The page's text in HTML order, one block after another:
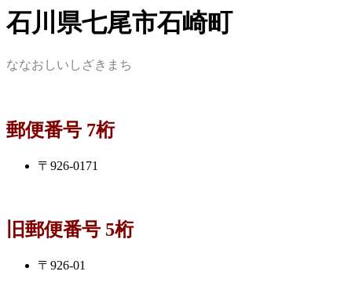
石川県七尾市石崎町
ななおしいしざきまち
郵便番号 7桁
〒926-0171
旧郵便番号 5桁
〒926-01